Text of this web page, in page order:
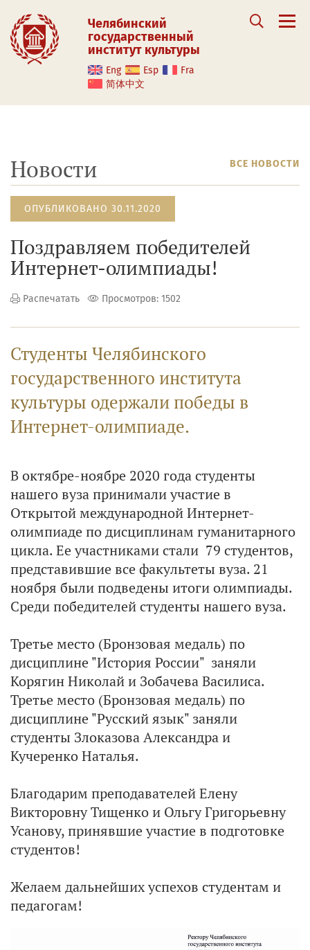
Челябинский
государственный
институт культуры
Eng Esp
Fra
简体中文
Новости ВСЕ НОВОСТИ
ОПУБЛИКОВАНО 30.11.2020
Поздравляем победителей
Интернет-олимпиады!
Распечатать Просмотров: 1502
Студенты Челябинского
государственного института
культуры одержали победы в
Интернет-олимпиаде.
В октябре-ноябре 2020 года студенты
нашего вуза принимали участие в
Открытой международной Интернет-
олимпиаде по дисциплинам гуманитарного
цикла. Ее участниками стали 79 студентов,
представившие все факультеты вуза. 21
ноября были подведены итоги олимпиады.
Среди победителей студенты нашего вуза.
Третье место (Бронзовая медаль) по
дисциплине "История России" заняли
Корягин Николай и Зобачева Василиса.
Третье место (Бронзовая медаль) по
дисциплине "Русский язык" заняли
студенты Злоказова Александра и
Кучеренко Наталья.
Благодарим преподавателей Елену
Викторовну Тищенко и Ольгу Григорьевну
Усанову, принявшие участие в подготовке
студентов!
Желаем дальнейших успехов студентам и
педагогам!